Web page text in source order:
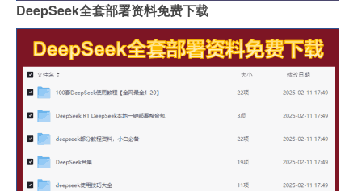
DeepSeek全套部署资料免费下载